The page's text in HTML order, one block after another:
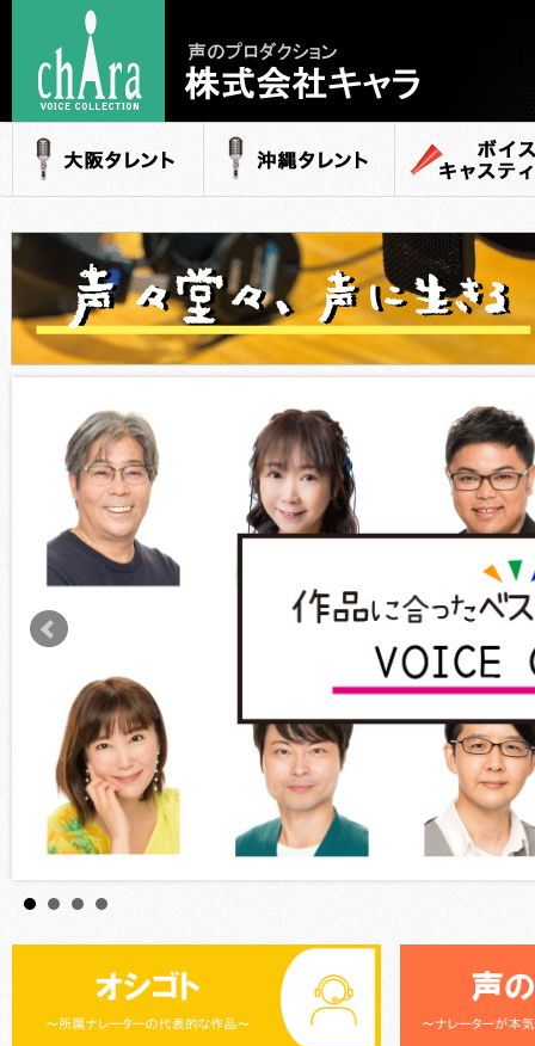
声のプロダクション
- 株式会社キャラ
大阪タレント 沖縄タレント ボイスキャステ